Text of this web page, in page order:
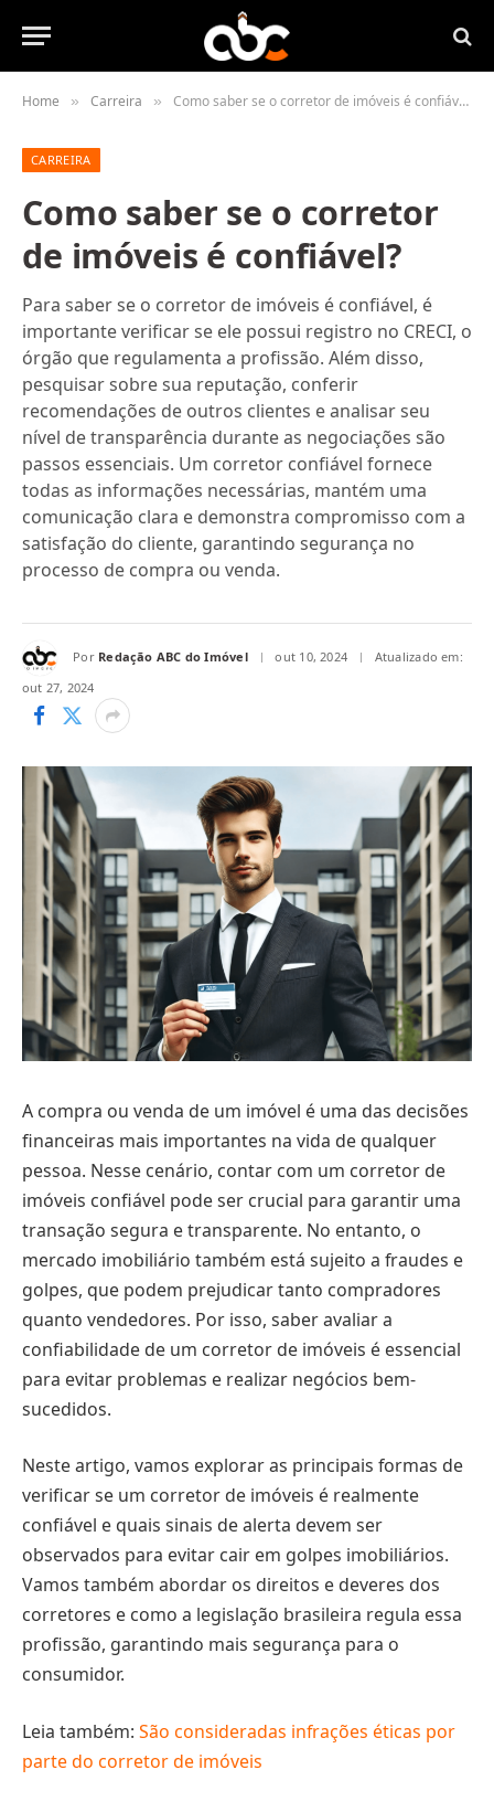
Home » Carreira » Como saber se o corretor de imóveis é confiável?
CARREIRA
Como saber se o corretor
de imóveis é confiável?
Para saber se o corretor de imóveis é confiável, é
importante verificar se ele possui registro no CRECI, o
órgão que regulamenta a profissão. Além disso,
pesquisar sobre sua reputação, conferir
recomendações de outros clientes e analisar seu
nível de transparência durante as negociações são
passos essenciais. Um corretor confiável fornece
todas as informações necessárias, mantém uma
comunicação clara e demonstra compromisso com a
satisfação do cliente, garantindo segurança no
processo de compra ou venda.
Por Redação ABC do Imóvel out 10, 2024
Atualizado em:
out 27, 2024
A compra ou venda de um imóvel é uma das decisões
financeiras mais importantes na vida de qualquer
pessoa. Nesse cenário, contar com um corretor de
imóveis confiável pode ser crucial para garantir uma
transação segura e transparente. No entanto, o
mercado imobiliário também está sujeito a fraudes e
golpes, que podem prejudicar tanto compradores
quanto vendedores. Por isso, saber avaliar a
confiabilidade de um corretor de imóveis é essencial
para evitar problemas e realizar negócios bem-
sucedidos.
Neste artigo, vamos explorar as principais formas de
verificar se um corretor de imóveis é realmente
confiável e quais sinais de alerta devem ser
observados para evitar cair em golpes imobiliários.
Vamos também abordar os direitos e deveres dos
corretores e como a legislação brasileira regula essa
profissão, garantindo mais segurança para o
consumidor.
Leia também: São consideradas infrações éticas por
parte do corretor de imóveis